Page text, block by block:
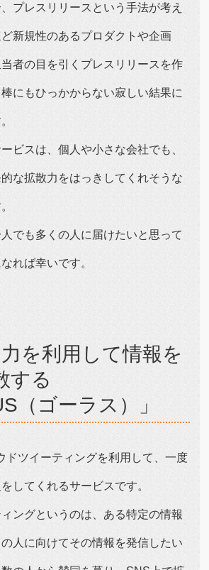
プレスリリースという手法が考え
新規性のあるプロダクトや企画
者の目を引くプレスリリースを作
にもひっかからない寂しい結果に
ビスは、個人や小さな会社でも、
な拡散力をはっきしてくれそうな
でも多くの人に届けたいと思って
れば幸いです。
を利用して情報を
する
（ゴーラス）」
ドツイーティングを利用して、一度
してくれるサービスです。
ングというのは、ある特定の情報
人に向けてその情報を発信したい